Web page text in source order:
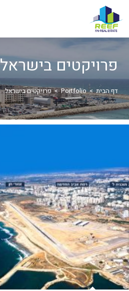
פרויקטים בישראל
דף הבית >
Portfolio
> פרויקטים בישראל